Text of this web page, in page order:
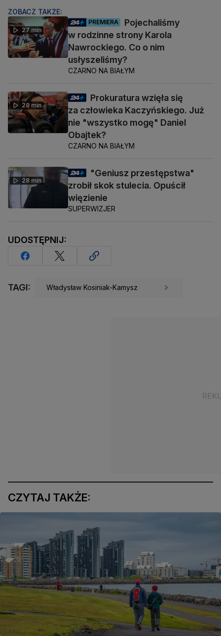
ZOBACZ TAKŻE:
27 min
PREMIERA
Pojechaliśmy
w rodzinne strony Karola
Nawrockiego. Co o nim
usłyszeliśmy?
CZARNO NA BIAŁYM
28 min
Prokuratura wzięła się
za człowieka Kaczyńskiego. Już
nie "wszystko mogę" Daniel
Obajtek?
CZARNO NA BIAŁYM
28 min
"Geniusz przestępstwa"
zrobił skok stulecia. Opuścił
więzienie
SUPERWIZJER
UDOSTĘPNIJ:
TAGI: Władysław Kosiniak-Kamysz
CZYTAJ TAKŻE: